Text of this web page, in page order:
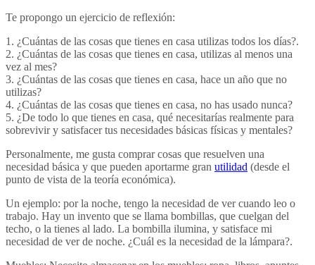
Te propongo un ejercicio de reflexión:
1. ¿Cuántas de las cosas que tienes en casa utilizas todos los días?.
2. ¿Cuántas de las cosas que tienes en casa, utilizas al menos una
vez al mes?
3. ¿Cuántas de las cosas que tienes en casa, hace un año que no
utilizas?
4. ¿Cuántas de las cosas que tienes en casa, no has usado nunca?
5. ¿De todo lo que tienes en casa, qué necesitarías realmente para
sobrevivir y satisfacer tus necesidades básicas físicas y mentales?
Personalmente, me gusta comprar cosas que resuelven una
necesidad básica y que pueden aportarme gran utilidad (desde el
punto de vista de la teoría económica).
Un ejemplo: por la noche, tengo la necesidad de ver cuando leo o
trabajo. Hay un invento que se llama bombillas, que cuelgan del
techo, o la tienes al lado. La bombilla ilumina, y satisface mi
necesidad de ver de noche. ¿Cuál es la necesidad de la lámpara?.